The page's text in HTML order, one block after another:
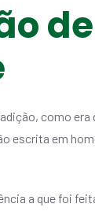
como era
escrita em
a que foi